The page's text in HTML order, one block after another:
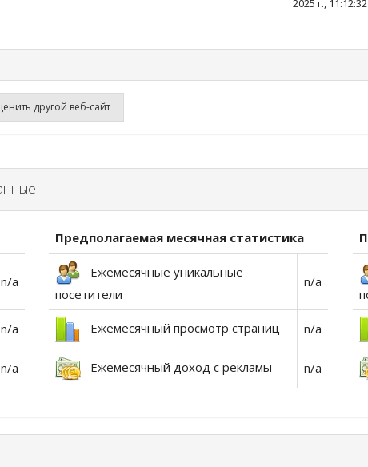
2025 г.,
другой веб-сайт
n/a
n/a
n/a
Предполагаемая месячная статистика
Ежемесячные уникальные
посетители
n/a
Ежемесячный просмотр страниц n/a
Ежемесячный доход с рекламы n/a